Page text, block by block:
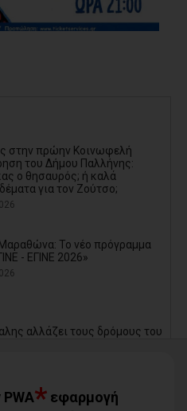
στην πρώην Κοινωφελή
του Δήμου Παλλήνης:
ο θησαυρός; ή καλά
για τον Ζούτσο;
Το νέο πρόγραμμα
- ΕΓΙΝΕ 2026»
αλλάζει τους δρόμους του
* εφαρμογή